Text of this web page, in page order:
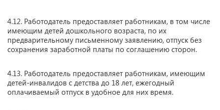
4.12. Работодатель предоставляет работникам, в том числе
имеющим детей дошкольного возраста, по их
предварительному письменному заявлению, отпуск без
сохранения заработной платы по соглашению сторон.
4.13. Работодатель предоставляет работникам, имеющим
детей-инвалидов с детства до 18 лет, ежегодный
оплачиваемый отпуск в удобное для них время.